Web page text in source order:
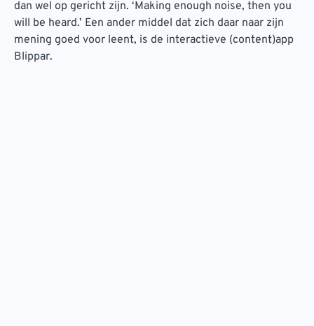
dan wel op gericht zijn. ‘Making enough noise, then you
will be heard.’ Een ander middel dat zich daar naar zijn
mening goed voor leent, is de interactieve (content)app
Blippar.